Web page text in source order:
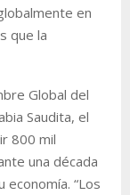
en
que la
Global del
Saudita, el
800 mil
una década
“Los